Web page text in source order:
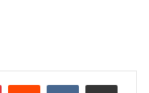
PinterestReddit VK Compartilhar via e-mail